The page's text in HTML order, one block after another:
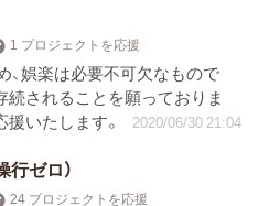
1 プロジェクトを応援
、娯楽は必要不可欠なもので
続されることを願っておりま
いたします。
2020/06/30 21:04
行ゼロ）
24 プロジェクトを応援